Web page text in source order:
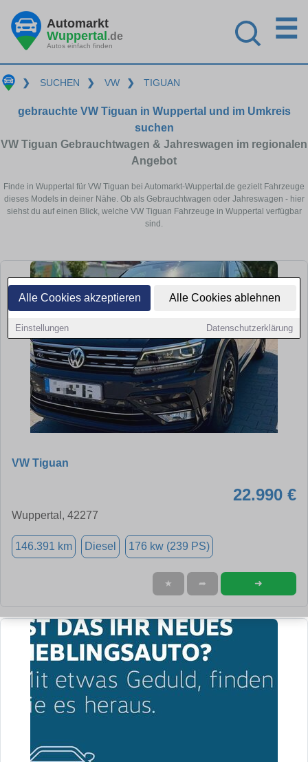
Alle Cookies akzeptieren Alle Cookies ablehnen
Einstellungen Datenschutzerklärung
Automarkt
Wuppertal.de
Autos einfach finden
☰
❯ SUCHEN ❯ VW ❯ TIGUAN
gebrauchte VW Tiguan in Wuppertal und im Umkreis
suchen
VW Tiguan Gebrauchtwagen & Jahreswagen im regionalen
Angebot
Finde in Wuppertal für VW Tiguan bei Automarkt-Wuppertal.de gezielt Fahrzeuge
dieses Models in deiner Nähe. Ob als Gebrauchtwagen oder Jahreswagen - hier
siehst du auf einen Blick, welche VW Tiguan Fahrzeuge in Wuppertal verfügbar
sind.
VW Tiguan
22.990 €
Wuppertal, 42277
146.391 km Diesel 176 kw (239 PS)
★ ➦ ➜